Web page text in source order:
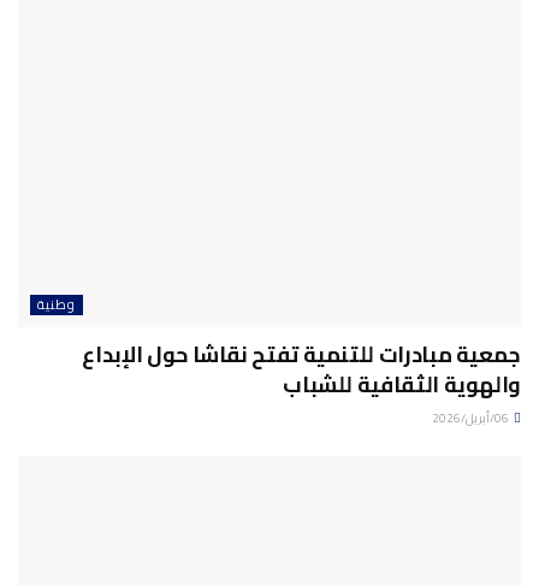
وطنية
جمعية مبادرات للتنمية تفتح نقاشا حول الإبداع
والهوية الثقافية للشباب